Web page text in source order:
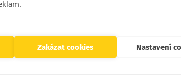
Zakázat cookies Nastavení
se